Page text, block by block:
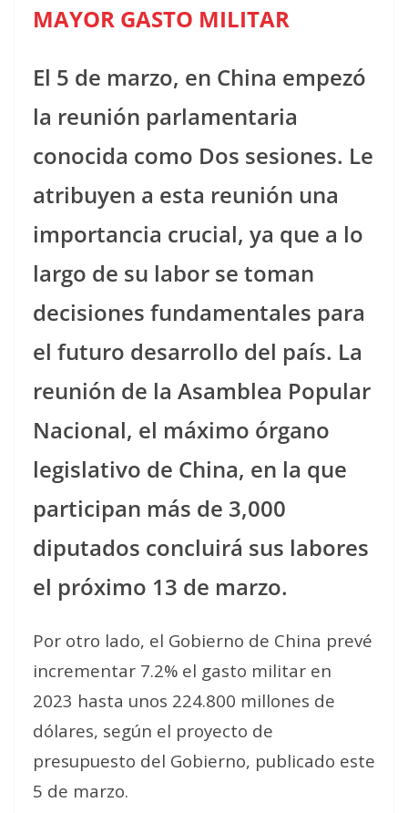
MAYOR GASTO MILITAR
El 5 de marzo, en China empezó
la reunión parlamentaria
conocida como Dos sesiones. Le
atribuyen a esta reunión una
importancia crucial, ya que a lo
largo de su labor se toman
decisiones fundamentales para
el futuro desarrollo del país. La
reunión de la Asamblea Popular
Nacional, el máximo órgano
legislativo de China, en la que
participan más de 3,000
diputados concluirá sus labores
el próximo 13 de marzo.
Por otro lado, el Gobierno de China prevé
incrementar 7.2% el gasto militar en
2023 hasta unos 224.800 millones de
dólares, según el proyecto de
presupuesto del Gobierno, publicado este
5 de marzo.